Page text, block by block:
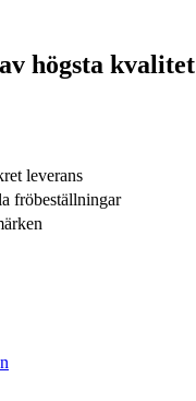
högsta kvalitet
leverans
fröbeställningar